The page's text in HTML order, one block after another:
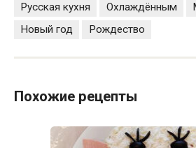
Русская кухня Охлаждённым
Новый год
Рождество
Похожие рецепты